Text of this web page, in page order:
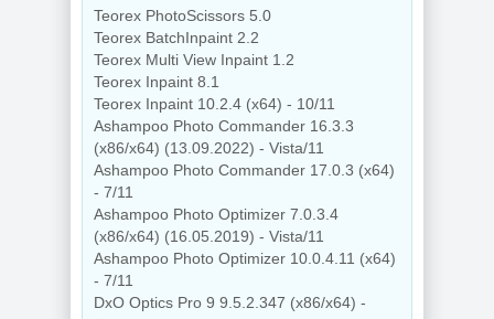
Teorex PhotoScissors 5.0
Teorex BatchInpaint 2.2
Teorex Multi View Inpaint 1.2
Teorex Inpaint 8.1
Teorex Inpaint 10.2.4 (x64) - 10/11
Ashampoo Photo Commander 16.3.3
(x86/x64) (13.09.2022) - Vista/11
Ashampoo Photo Commander 17.0.3 (x64)
- 7/11
Ashampoo Photo Optimizer 7.0.3.4
(x86/x64) (16.05.2019) - Vista/11
Ashampoo Photo Optimizer 10.0.4.11 (x64)
- 7/11
DxO Optics Pro 9 9.5.2.347 (x86/x64) -